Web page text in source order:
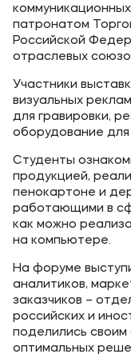
патронатом
Российской
отраслевых
Участники
визуальных
для гравировки,
оборудование для
Студенты
продукцией,
пенокартоне и
работающими в
как можно
на компьютере.
На форуме
аналитиков,
заказчиков –
российских и
поделились
оптимальных